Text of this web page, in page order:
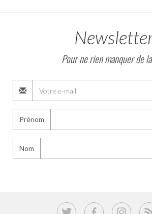
Pour ne rien manquer de
Prénom
Nom